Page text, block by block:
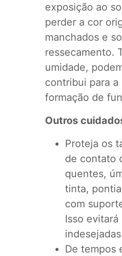
exposição ao
perder a cor
manchados e
ressecamento.
umidade,
contribui para
formação de
Outros
Proteja os
de contato
quentes,
tinta,
com
Isso evitará
De tempos